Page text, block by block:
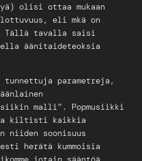
olisi ottaa mukaan
eli mkä on
Tällä tavalla saisi
äänitaideteoksia
tunnettuja parametreja,
malli”. Popmusiikki
kiltisti kaikkia
soonisuus
herätä kummoisia